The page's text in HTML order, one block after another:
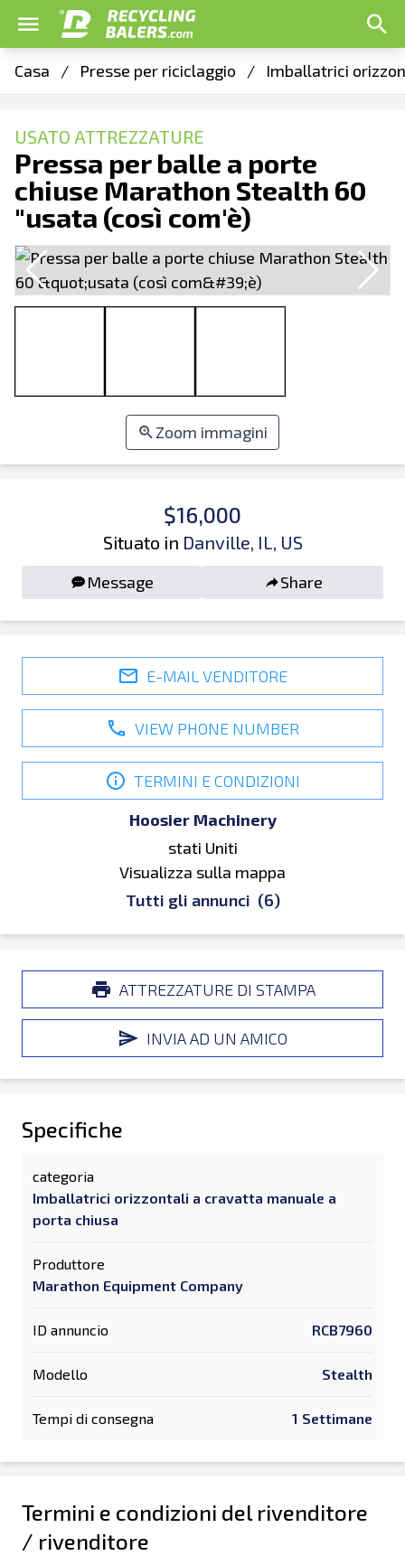
Casa / Presse per riciclaggio / Imballatrici
USATO ATTREZZATURE
Pressa per balle a porte
chiuse Marathon Stealth 60
"usata (così com'è)
Zoom immagini
$16,000
Situato in Danville, IL, US
Message Share
E-MAIL VENDITORE
VIEW PHONE NUMBER
TERMINI E CONDIZIONI
Hoosier Machinery
stati Uniti
Visualizza sulla mappa
Tutti gli annunci (6)
ATTREZZATURE DI STAMPA
INVIA AD UN AMICO
Specifiche
categoria
Imballatrici orizzontali a cravatta manuale a
porta chiusa
Produttore
Marathon Equipment Company
ID annuncio RCB7960
Modello Stealth
Tempi di consegna 1 Settimane
Termini e condizioni del rivenditore
/ rivenditore